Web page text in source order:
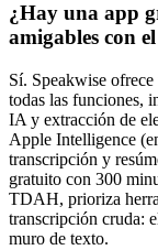
¿Hay una app
amigables con
Sí. Speakwise
todas las funciones,
IA y extracción de
Apple Intelligence
transcripción y
gratuito con 300
TDAH, prioriza
transcripción cruda:
muro de texto.